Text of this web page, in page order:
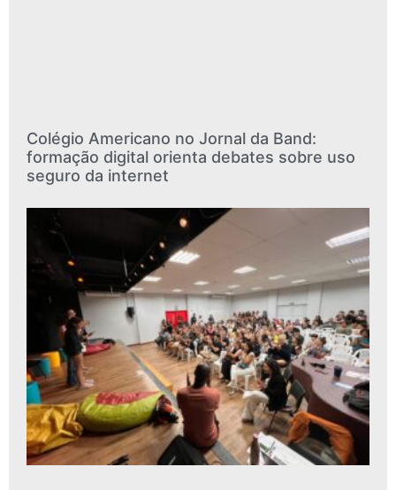
Colégio Americano no Jornal da Band:
formação digital orienta debates sobre uso
seguro da internet